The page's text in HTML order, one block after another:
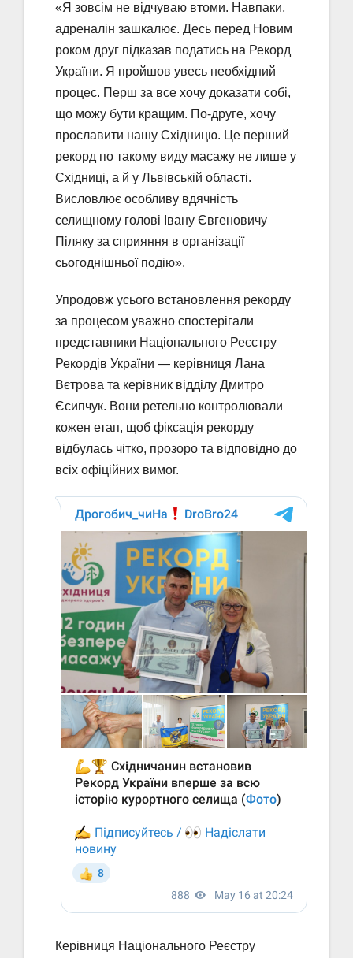
«Я зовсім не відчуваю втоми. Навпаки,
адреналін зашкалює. Десь перед Новим
роком друг підказав податись на Рекорд
України. Я пройшов увесь необхідний
процес. Перш за все хочу доказати собі,
що можу бути кращим. По-друге, хочу
прославити нашу Східницю. Це перший
рекорд по такому виду масажу не лише у
Східниці, а й у Львівській області.
Висловлює особливу вдячність
селищному голові Івану Євгеновичу
Піляку за сприяння в організації
сьогоднішньої подію».
Упродовж усього встановлення рекорду
за процесом уважно спостерігали
представники Національного Реєстру
Рекордів України — керівниця Лана
Вєтрова та керівник відділу Дмитро
Єсипчук. Вони ретельно контролювали
кожен етап, щоб фіксація рекорду
відбулась чітко, прозоро та відповідно до
всіх офіційних вимог.
Керівниця Національного Реєстру